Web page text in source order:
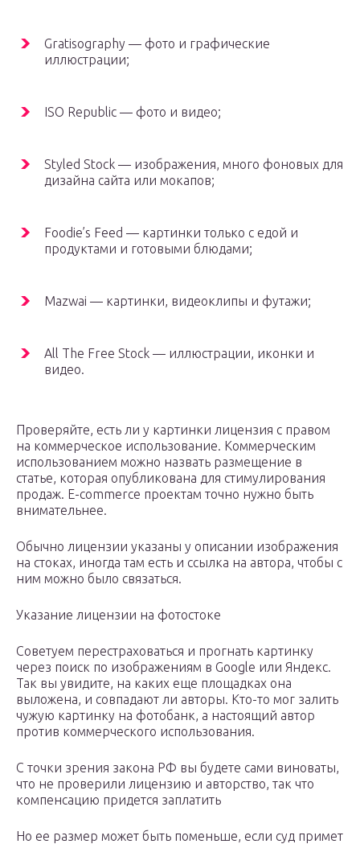
Gratisography — фото и графические
иллюстрации;
ISO Republic — фото и видео;
Styled Stock — изображения, много фоновых для
дизайна сайта или мокапов;
Foodie’s Feed — картинки только с едой и
продуктами и готовыми блюдами;
Mazwai — картинки, видеоклипы и футажи;
All The Free Stock — иллюстрации, иконки и
видео.
Проверяйте, есть ли у картинки лицензия с правом
на коммерческое использование. Коммерческим
использованием можно назвать размещение в
статье, которая опубликована для стимулирования
продаж. E-commerce проектам точно нужно быть
внимательнее.
Обычно лицензии указаны у описании изображения
на стоках, иногда там есть и ссылка на автора, чтобы с
ним можно было связаться.
Указание лицензии на фотостоке
Советуем перестраховаться и прогнать картинку
через поиск по изображениям в Google или Яндекс.
Так вы увидите, на каких еще площадках она
выложена, и совпадают ли авторы. Кто-то мог залить
чужую картинку на фотобанк, а настоящий автор
против коммерческого использования.
С точки зрения закона РФ вы будете сами виноваты,
что не проверили лицензию и авторство, так что
компенсацию придется заплатить
Но ее размер может быть поменьше, если суд примет